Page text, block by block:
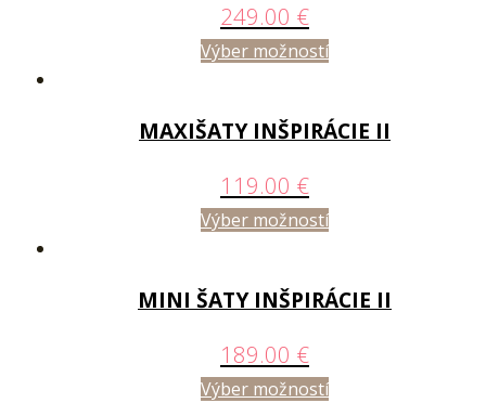
249.00 €
Výber možností
MAXIŠATY INŠPIRÁCIE II
119.00 €
Výber možností
MINI ŠATY INŠPIRÁCIE II
189.00 €
Výber možností